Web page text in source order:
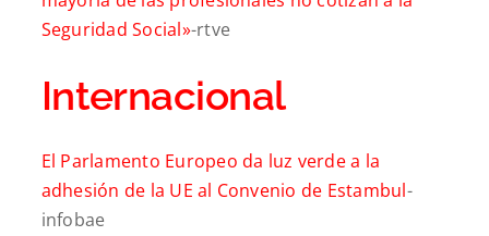
Seguridad Social»-rtve
Internacional
El Parlamento Europeo da luz verde a la
adhesión de la UE al Convenio de Estambul-
infobae